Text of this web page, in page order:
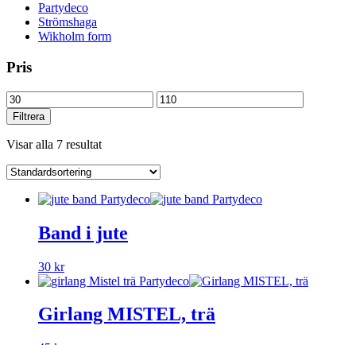
Partydeco
Strömshaga
Wikholm form
Pris
Min
pris
Max
pris
Filtrera
Visar alla 7 resultat
Band i jute
30 kr
Girlang MISTEL, trä